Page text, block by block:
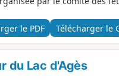
le PDF Télécharger le
du Lac d'Agès